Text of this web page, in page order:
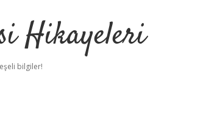
Hikayeleri
bilgiler!